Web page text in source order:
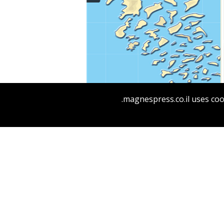
ענת זוהר
magnespress.co.il uses